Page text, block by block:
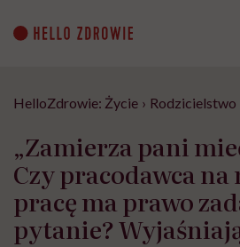
content
HelloZdrowie: Życie › Rodzicielstwo
„Zamierza pani
Czy pracodawca
pracę ma prawo
pytanie?